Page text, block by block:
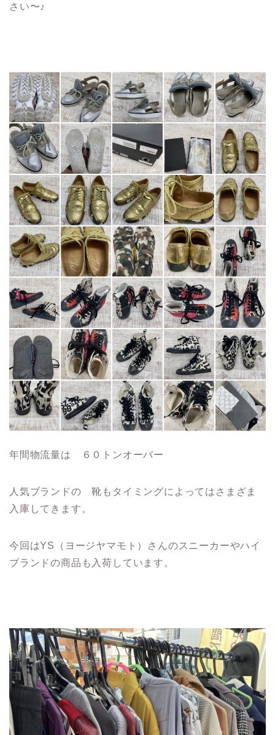
さい〜♪
年間物流量は ６０トンオーバー
人気ブランドの 靴もタイミングによってはさまざま
入庫してきます。
今回はYS（ヨージヤマモト）さんのスニーカーやハイ
ブランドの商品も入荷しています。